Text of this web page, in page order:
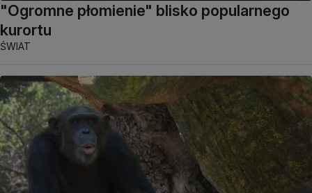
"Ogromne płomienie" blisko popularnego
kurortu
ŚWIAT